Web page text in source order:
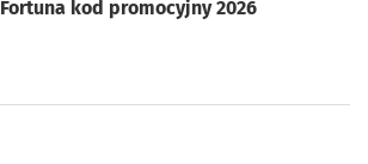
Fortuna kod promocyjny 2026